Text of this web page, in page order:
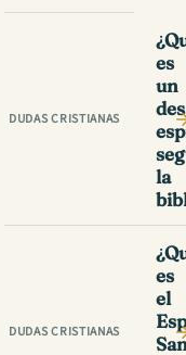
DUDAS CRISTIANAS
es
un
la
DUDAS CRISTIANAS
es
el